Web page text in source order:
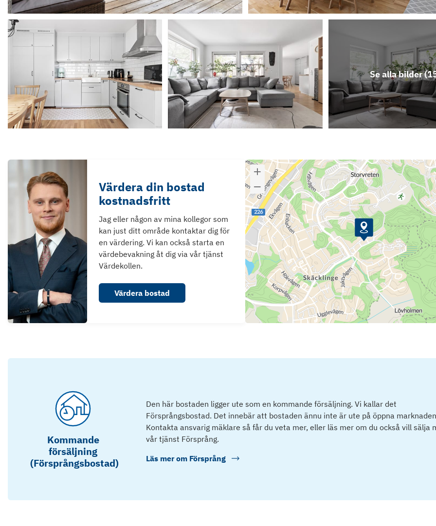
Se alla bilder (
Värdera din bostad
kostnadsfritt
Jag eller någon av mina kollegor som
kan just ditt område kontaktar dig för
en värdering. Vi kan också starta en
värdebevakning åt dig via vår tjänst
Värdekollen.
Värdera bostad
Kommande
försäljning
(Försprångsbostad)
Den här bostaden ligger ute som en kommande försäljning. Vi kallar det
Försprångsbostad. Det innebär att bostaden ännu inte är ute på öppna
Kontakta ansvarig mäklare så får du veta mer, eller läs mer om du också vill sälja
vår tjänst Försprång.
Läs mer om Försprång